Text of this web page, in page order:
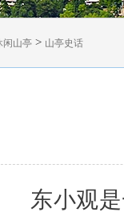
闲山亭 > 山亭史话
东小观